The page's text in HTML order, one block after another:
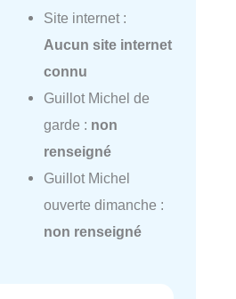
Site internet :
Aucun site internet
connu
Guillot Michel de
garde : non
renseigné
Guillot Michel
ouverte dimanche :
non renseigné